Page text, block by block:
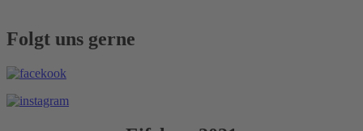
Folgt uns gerne